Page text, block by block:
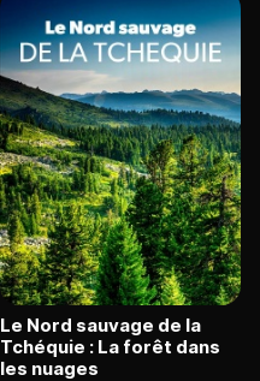
Le Nord sauvage de la
Tchéquie : La forêt dans
les nuages